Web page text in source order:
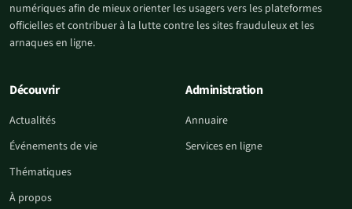
numériques afin de mieux orienter les usagers vers les plateformes
officielles et contribuer à la lutte contre les sites frauduleux et les
arnaques en ligne.
Découvrir
Actualités
Événements de vie
Thématiques
À propos
Administration
Annuaire
Services en ligne